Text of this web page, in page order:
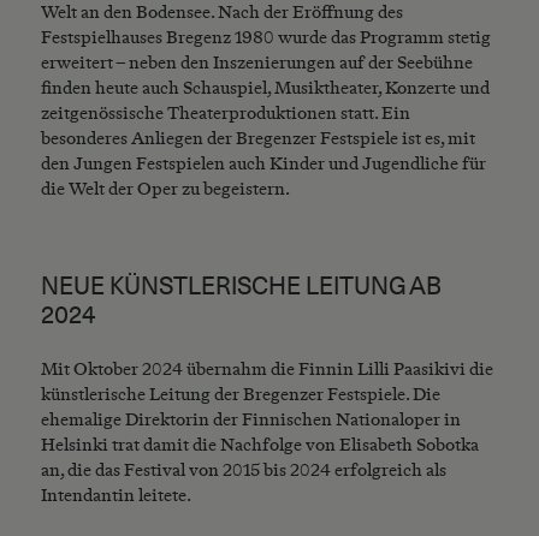
Welt an den Bodensee. Nach der Eröffnung des
Festspielhauses Bregenz 1980 wurde das Programm stetig
erweitert – neben den Inszenierungen auf der Seebühne
finden heute auch Schauspiel, Musiktheater, Konzerte und
zeitgenössische Theaterproduktionen statt. Ein
besonderes Anliegen der Bregenzer Festspiele ist es, mit
den Jungen Festspielen auch Kinder und Jugendliche für
die Welt der Oper zu begeistern.
NEUE KÜNSTLERISCHE LEITUNG AB
2024
Mit Oktober 2024 übernahm die Finnin Lilli Paasikivi die
künstlerische Leitung der Bregenzer Festspiele. Die
ehemalige Direktorin der Finnischen Nationaloper in
Helsinki trat damit die Nachfolge von Elisabeth Sobotka
an, die das Festival von 2015 bis 2024 erfolgreich als
Intendantin leitete.